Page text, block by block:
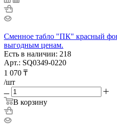
Сменное табло "ПК" красный
выгодным ценам.
Есть в наличии: 218
Арт.: SQ0349-0220
1 070 ₸
/шт
В корзину